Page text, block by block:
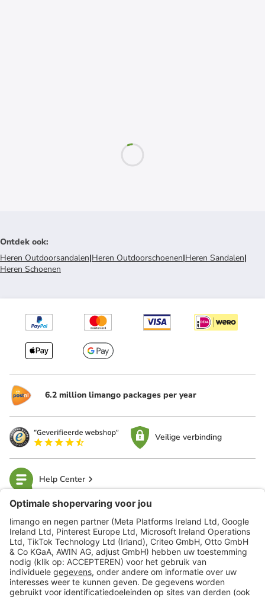
Ontdek ook:
Heren Outdoorsandalen|Heren Outdoorschoenen|Heren Sandalen|
Heren Schoenen
6.2 million limango packages per year
Veilige verbinding
Help Center
limango
Veilig winkelen
Klantenservice